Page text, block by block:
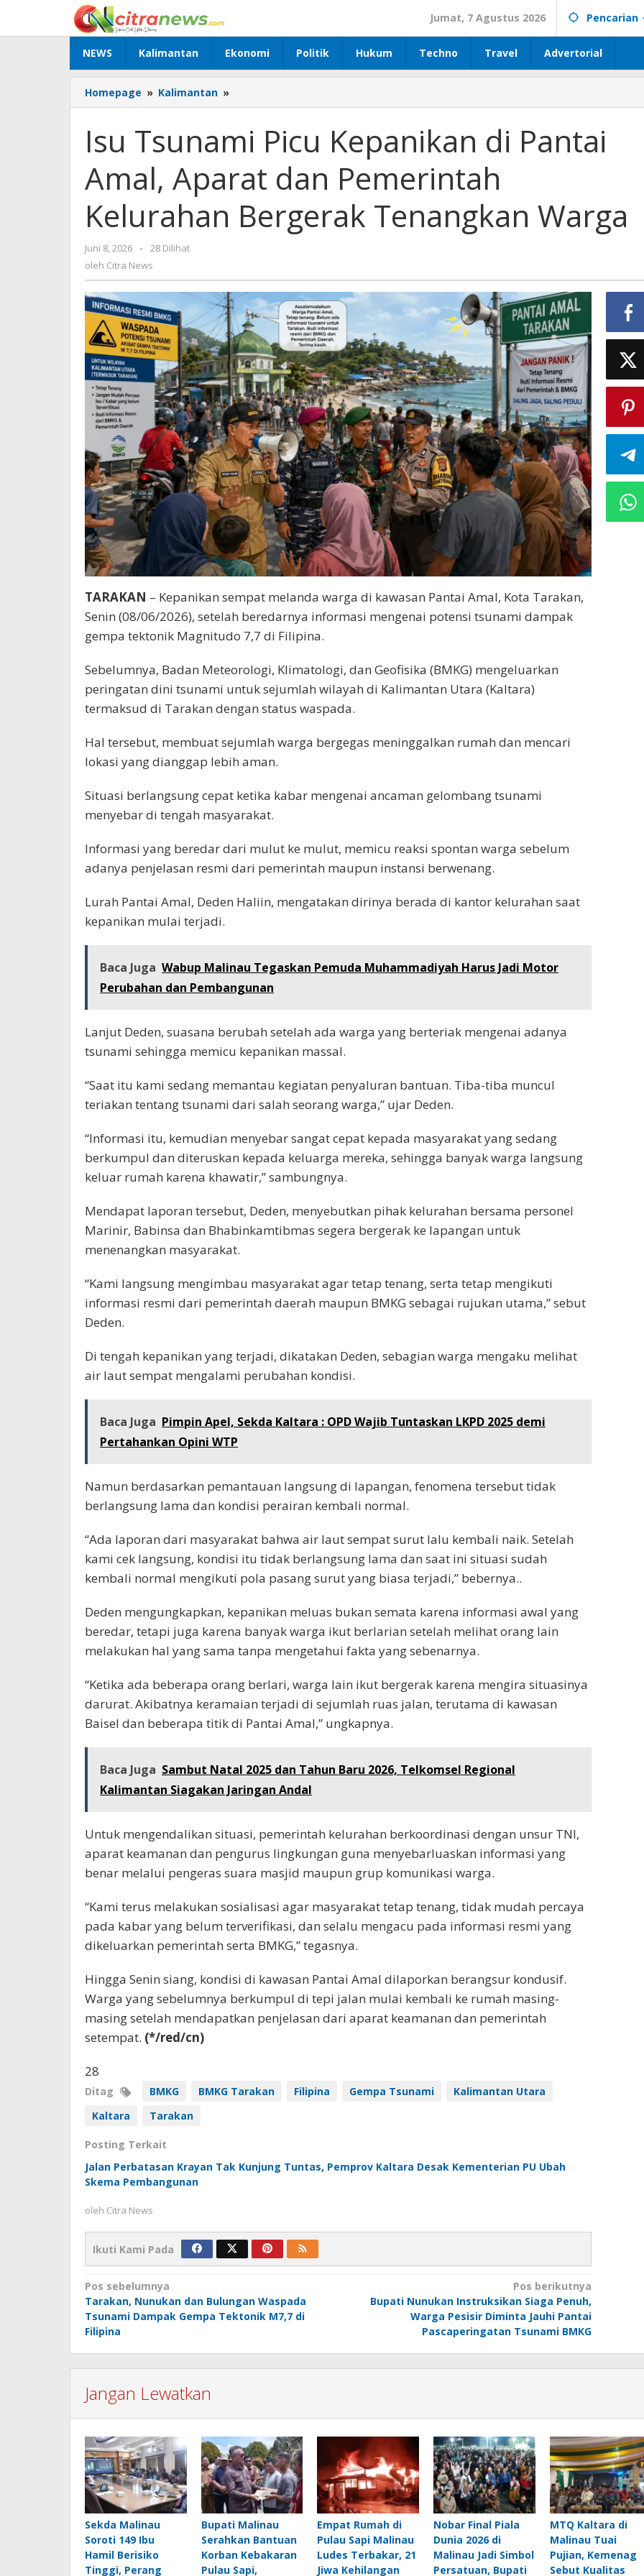
konten
Jumat, 7 Agustus 2026 Pencarian
NEWS Kalimantan Ekonomi Politik Hukum Techno Travel Advertorial
Homepage » Kalimantan »
Tsunami
Kepanikan
di
Pantai
Amal,
dan
Pemerintah
Warga
Isu Tsunami Picu Kepanikan di Pantai
Amal, Aparat dan Pemerintah
Kelurahan Bergerak Tenangkan Warga
Juni 8, 2026
oleh
Citra
-
28 Dilihat
oleh Citra News
TARAKAN – Kepanikan sempat melanda warga di kawasan Pantai Amal, Kota Tarakan,
Senin (08/06/2026), setelah beredarnya informasi mengenai potensi tsunami dampak
gempa tektonik Magnitudo 7,7 di Filipina.
Sebelumnya, Badan Meteorologi, Klimatologi, dan Geofisika (BMKG) mengeluarkan
peringatan dini tsunami untuk sejumlah wilayah di Kalimantan Utara (Kaltara)
termaksud di Tarakan dengan status waspada.
Hal tersebut, membuat sejumlah warga bergegas meninggalkan rumah dan mencari
lokasi yang dianggap lebih aman.
Situasi berlangsung cepat ketika kabar mengenai ancaman gelombang tsunami
menyebar di tengah masyarakat.
Informasi yang beredar dari mulut ke mulut, memicu reaksi spontan warga sebelum
adanya penjelasan resmi dari pemerintah maupun instansi berwenang.
Lurah Pantai Amal, Deden Haliin, mengatakan dirinya berada di kantor kelurahan saat
kepanikan mulai terjadi.
Baca Juga Wabup Malinau Tegaskan Pemuda Muhammadiyah Harus Jadi Motor
Perubahan dan Pembangunan
Lanjut Deden, suasana berubah setelah ada warga yang berteriak mengenai adanya
tsunami sehingga memicu kepanikan massal.
“Saat itu kami sedang memantau kegiatan penyaluran bantuan. Tiba-tiba muncul
teriakan tentang tsunami dari salah seorang warga,” ujar Deden.
“Informasi itu, kemudian menyebar sangat cepat kepada masyarakat yang sedang
berkumpul dan diteruskan kepada keluarga mereka, sehingga banyak warga langsung
keluar rumah karena khawatir,” sambungnya.
Mendapat laporan tersebut, Deden, menyebutkan pihak kelurahan bersama personel
Marinir, Babinsa dan Bhabinkamtibmas segera bergerak ke lapangan untuk
menenangkan masyarakat.
“Kami langsung mengimbau masyarakat agar tetap tenang, serta tetap mengikuti
informasi resmi dari pemerintah daerah maupun BMKG sebagai rujukan utama,” sebut
Deden.
Di tengah kepanikan yang terjadi, dikatakan Deden, sebagian warga mengaku melihat
air laut sempat mengalami perubahan kondisi.
Baca Juga Pimpin Apel, Sekda Kaltara : OPD Wajib Tuntaskan LKPD 2025 demi
Pertahankan Opini WTP
Namun berdasarkan pemantauan langsung di lapangan, fenomena tersebut tidak
berlangsung lama dan kondisi perairan kembali normal.
“Ada laporan dari masyarakat bahwa air laut sempat surut lalu kembali naik. Setelah
kami cek langsung, kondisi itu tidak berlangsung lama dan saat ini situasi sudah
kembali normal mengikuti pola pasang surut yang biasa terjadi,” bebernya..
Deden mengungkapkan, kepanikan meluas bukan semata karena informasi awal yang
beredar, tetapi juga karena banyak warga ikut berlarian setelah melihat orang lain
melakukan hal yang sama tanpa mengetahui fakta yang sebenarnya.
“Ketika ada beberapa orang berlari, warga lain ikut bergerak karena mengira situasinya
darurat. Akibatnya keramaian terjadi di sejumlah ruas jalan, terutama di kawasan
Baisel dan beberapa titik di Pantai Amal,” ungkapnya.
Baca Juga Sambut Natal 2025 dan Tahun Baru 2026, Telkomsel Regional
Kalimantan Siagakan Jaringan Andal
Untuk mengendalikan situasi, pemerintah kelurahan berkoordinasi dengan unsur TNI,
aparat keamanan dan pengurus lingkungan guna menyebarluaskan informasi yang
benar melalui pengeras suara masjid maupun grup komunikasi warga.
“Kami terus melakukan sosialisasi agar masyarakat tetap tenang, tidak mudah percaya
pada kabar yang belum terverifikasi, dan selalu mengacu pada informasi resmi yang
dikeluarkan pemerintah serta BMKG,” tegasnya.
Hingga Senin siang, kondisi di kawasan Pantai Amal dilaporkan berangsur kondusif.
Warga yang sebelumnya berkumpul di tepi jalan mulai kembali ke rumah masing-
masing setelah mendapatkan penjelasan dari aparat keamanan dan pemerintah
setempat. (*/red/cn)
28
Ditag BMKG BMKG Tarakan Filipina Gempa Tsunami
Kalimantan Utara
Kaltara
Tarakan
Posting Terkait
Jalan Perbatasan Krayan Tak Kunjung Tuntas, Pemprov Kaltara Desak Kementerian PU Ubah
Skema Pembangunan
oleh Citra News
Ikuti Kami Pada
Navigasi
pos
Pos sebelumnya
Tarakan, Nunukan dan Bulungan Waspada
Tsunami Dampak Gempa Tektonik M7,7 di
Filipina
Pos berikutnya
Bupati Nunukan Instruksikan Siaga Penuh,
Warga Pesisir Diminta Jauhi Pantai
Pascaperingatan Tsunami BMKG
Jangan Lewatkan
Sekda Malinau
Soroti 149 Ibu
Hamil Berisiko
Tinggi, Perang
Bupati Malinau
Serahkan Bantuan
Korban Kebakaran
Pulau Sapi,
Empat Rumah di
Pulau Sapi Malinau
Ludes Terbakar, 21
Jiwa Kehilangan
Nobar Final Piala
Dunia 2026 di
Malinau Jadi Simbol
Persatuan, Bupati
MTQ Kaltara di
Malinau Tuai
Pujian, Kemenag
Sebut Kualitas